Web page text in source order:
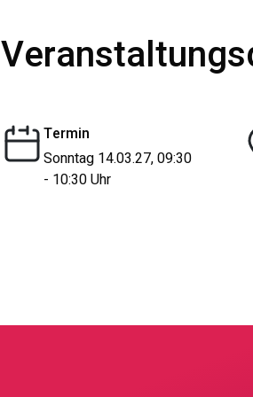
Termin
Sonntag 14.03.27, 09:30
- 10:30 Uhr